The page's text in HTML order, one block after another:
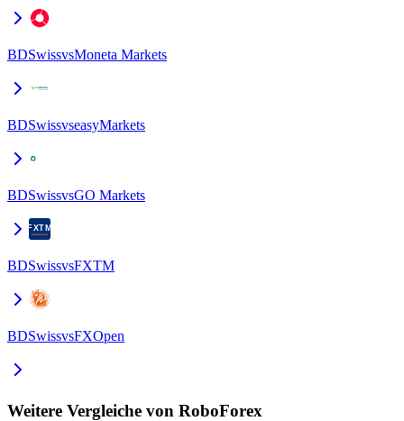
BDSwissvsMoneta Markets
BDSwissvseasyMarkets
BDSwissvsGO Markets
BDSwissvsFXTM
BDSwissvsFXOpen
Weitere Vergleiche von RoboForex